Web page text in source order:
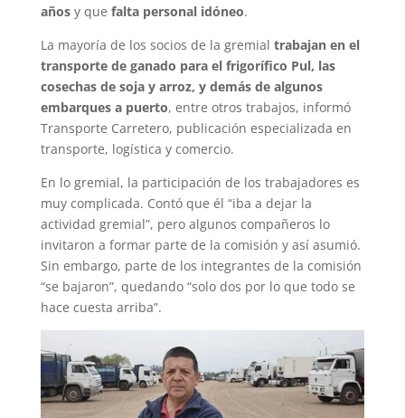
añosy que falta personal idóneo.
La mayoría de los socios de la gremial trabajan en el
transporte de ganado para el frigorífico Pul, las
cosechas de soja y arroz, y demás de algunos
embarques a puerto, entre otros trabajos, informó
Transporte Carretero, publicación especializada en
transporte, logística y comercio.
En lo gremial, la participación de los trabajadores es
muy complicada. Contó que él “iba a dejar la
actividad gremial”, pero algunos compañeros lo
invitaron a formar parte de la comisión y así asumió.
Sin embargo, parte de los integrantes de la comisión
“se bajaron”, quedando “solo dos por lo que todo se
hace cuesta arriba”.